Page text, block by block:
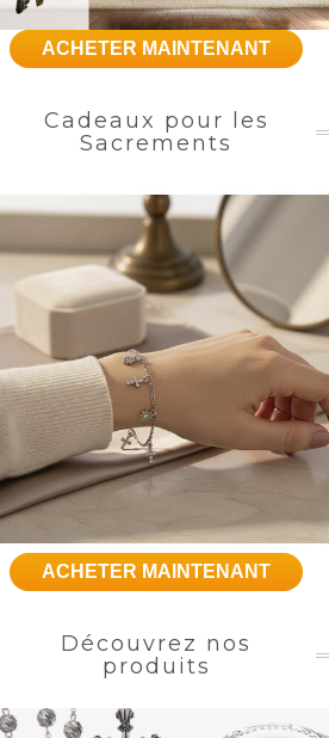
ACHETER MAINTENANT
Cadeaux pour les
Sacrements
ACHETER MAINTENANT
Découvrez nos
produits